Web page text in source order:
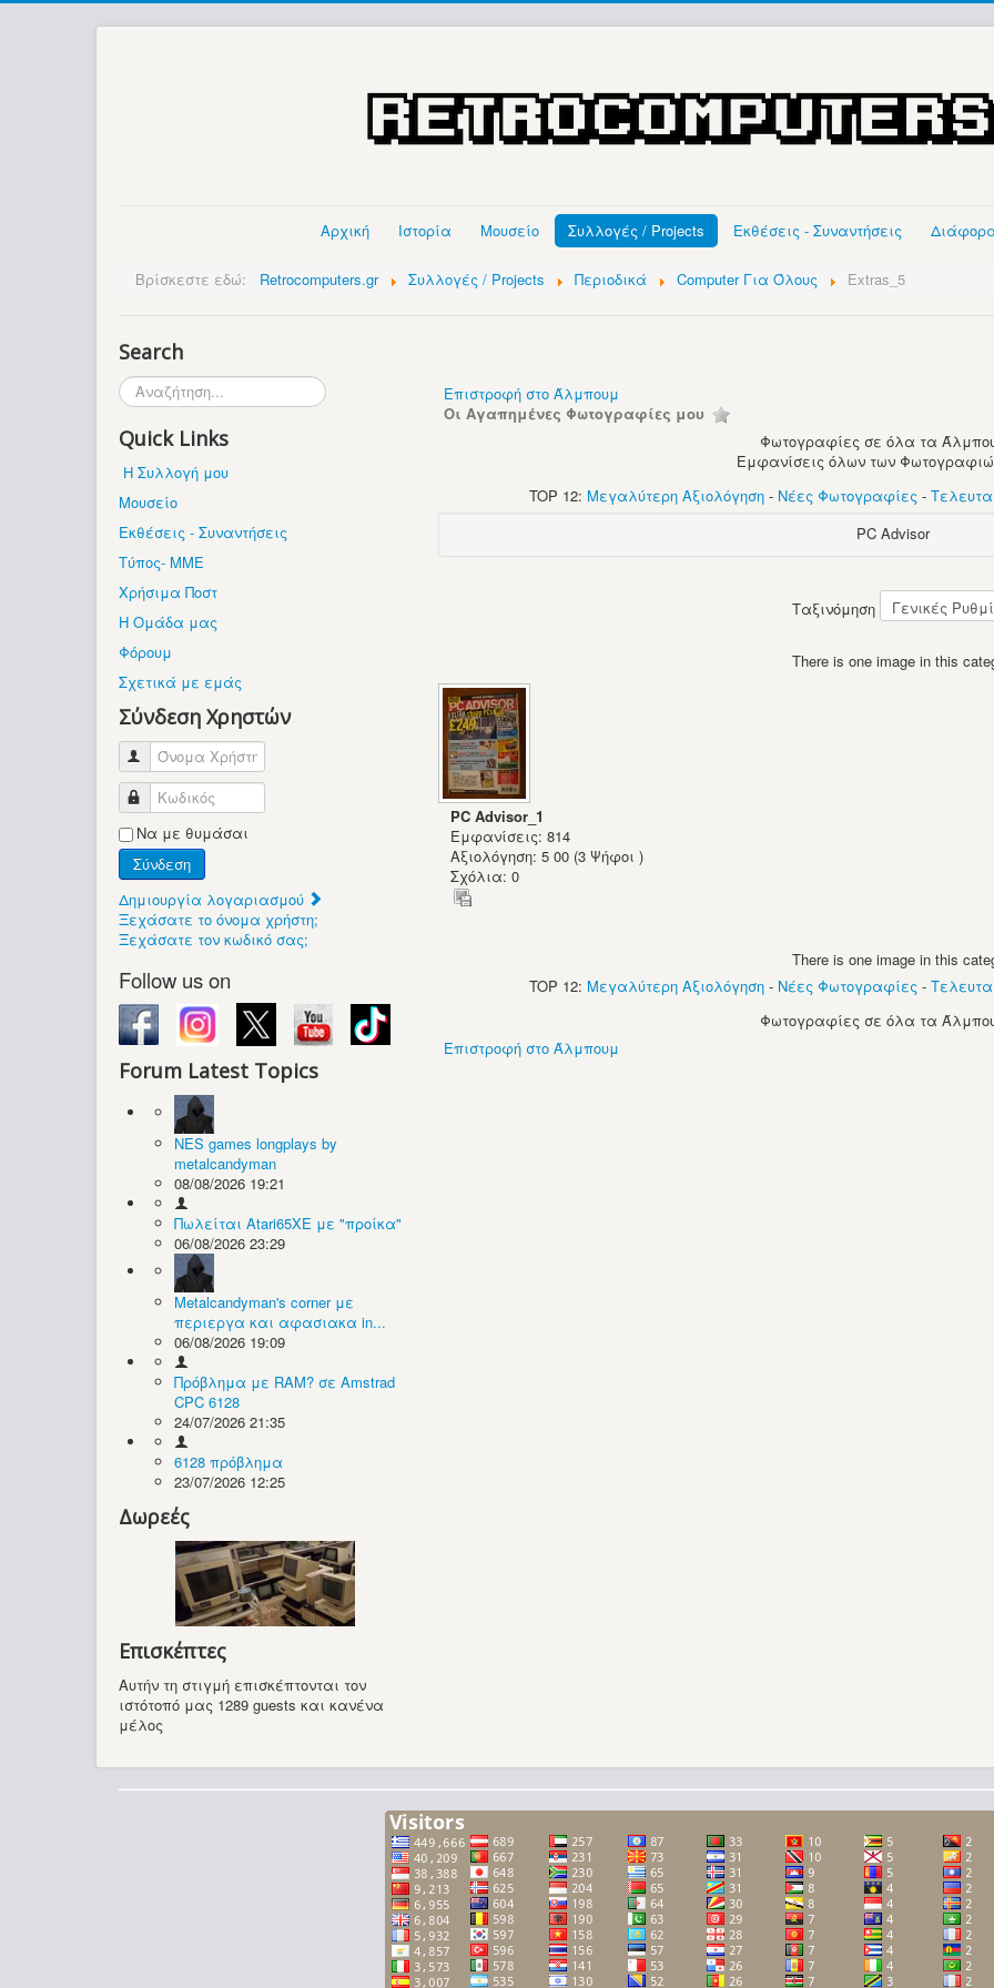
Αρχική Ιστορία Μουσείο Συλλογές / Projects Εκθέσεις - Συναντήσεις
Βρίσκεστε εδώ: Retrocomputers.gr Συλλογές / Projects Περιοδικά Computer Για Όλους Extras_5
Search
Αναζήτηση...
Quick Links
Η Συλλογή μου
Μουσείο
Εκθέσεις - Συναντήσεις
Τύπος- ΜΜΕ
Χρήσιμα Ποστ
Η Ομάδα μας
Φόρουμ
Σχετικά με εμάς
Σύνδεση Χρηστών
Όνομα Χρήστη
Κωδικός
Να με θυμάσαι
Σύνδεση
Δημιουργία λογαριασμού
Ξεχάσατε το όνομα χρήστη;
Ξεχάσατε τον κωδικό σας;
Follow us on
Forum Latest Topics
NES games longplays by
metalcandyman
08/08/2026 19:21
Πωλείται Atari65XE με "προίκα"
06/08/2026 23:29
Metalcandyman's corner με
περιεργα και αφασιακα in...
06/08/2026 19:09
Πρόβλημα με RAM? σε Amstrad
CPC 6128
24/07/2026 21:35
6128 πρόβλημα
23/07/2026 12:25
Δωρεές
Επισκέπτες
Αυτήν τη στιγμή επισκέπτονται τον
ιστότοπό μας 1289 guests και κανένα
μέλος
Επιστροφή στο Άλμπουμ
Οι Αγαπημένες Φωτογραφίες μου
Φωτογραφίες σε όλα τα
Εμφανίσεις όλων των
TOP 12: Μεγαλύτερη Αξιολόγηση- Νέες Φωτογραφίες -
PC Advisor
Ταξινόμηση
There is one image in this
PC Advisor_1
Εμφανίσεις: 814
Αξιολόγηση: 5 00 (3 Ψήφοι )
Σχόλια: 0
There is one image in this
TOP 12: Μεγαλύτερη Αξιολόγηση- Νέες Φωτογραφίες -
Φωτογραφίες σε όλα τα
Επιστροφή στο Άλμπουμ